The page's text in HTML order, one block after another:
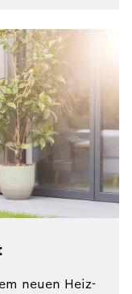
neuen Heiz-